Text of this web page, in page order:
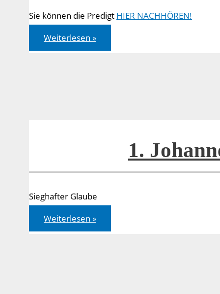
Sie können die Predigt HIER NACHHÖREN!
5.
Mose
30,11-
Weiterlesen »
1.
Sieghafter Glaube
1.
Johannes
5,1-
Weiterlesen »